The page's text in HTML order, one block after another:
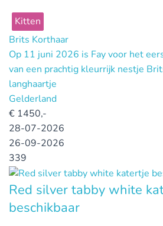
Kitten
Brits Korthaar
Op 11 juni 2026 is Fay voor het
van een prachtig kleurrijk nestje
langhaartje
Gelderland
€ 1450,-
28-07-2026
26-09-2026
339
Red silver tabby white
beschikbaar